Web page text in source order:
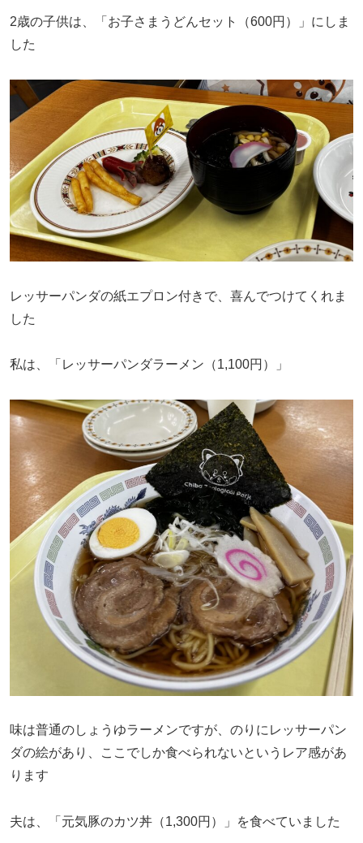
2歳の子供は、「お子さまうどんセット（600円）」にしま
した
レッサーパンダの紙エプロン付きで、喜んでつけてくれま
した
私は、「レッサーパンダラーメン（1,100円）」
味は普通のしょうゆラーメンですが、のりにレッサーパン
ダの絵があり、ここでしか食べられないというレア感があ
ります
夫は、「元気豚のカツ丼（1,300円）」を食べていました